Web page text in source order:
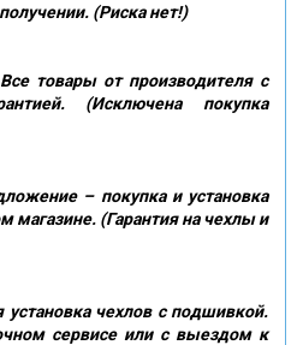
(Риска нет!)
товары от производителя с
(Исключена покупка
– покупка и установка
магазине. (Гарантия на чехлы и
установка чехлов с подшивкой.
сервисе или с выездом к